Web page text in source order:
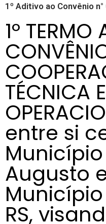
1º Aditivo ao Convênio
1º
TÉCNICA E
entre si
Augusto
RS,